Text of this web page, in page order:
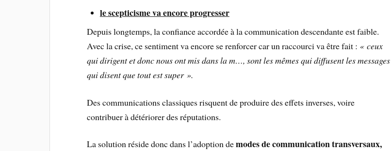
le scepticisme va encore progresser
Depuis longtemps, la confiance accordée à la communication descendante est faible.
Avec la crise, ce sentiment va encore se renforcer car un raccourci va être fait : « ceux
qui dirigent et donc nous ont mis dans la m…, sont les mêmes qui diffusent les messages
qui disent que tout est super ».
Des communications classiques risquent de produire des effets inverses, voire
contribuer à détériorer des réputations.
La solution réside donc dans l’adoption demodes de communication transversaux,